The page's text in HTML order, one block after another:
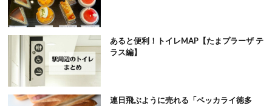
あると便利！トイレMAP【たまプラーザ テ
ラス編】
連日飛ぶように売れる「ベッカライ徳多